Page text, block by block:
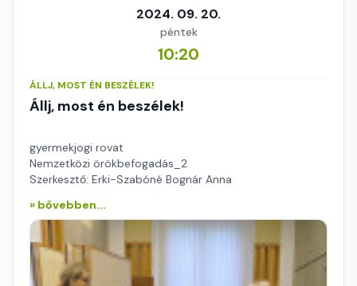
2024. 09. 20.
péntek
10:20
ÁLLJ, MOST ÉN BESZÉLEK!
Állj, most én beszélek!
gyermekjogi rovat
Nemzetközi örökbefogadás_2
Szerkesztő: Erki-Szabóné Bognár Anna
» bővebben...